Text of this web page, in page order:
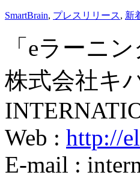
SmartBrain, プレスリリース, 新
「eラーニ
株式会社キ
Web : http://
E-mail :